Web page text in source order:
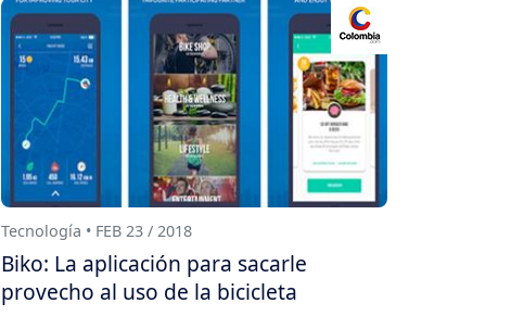
Tecnología • FEB 23 / 2018
Biko: La aplicación para sacarle
provecho al uso de la bicicleta